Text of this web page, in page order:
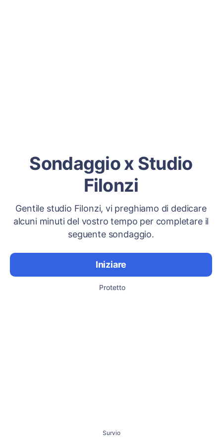
Sondaggio x Studio
Filonzi
Gentile studio Filonzi, vi preghiamo di dedicare
alcuni minuti del vostro tempo per completare il
seguente sondaggio.
Iniziare
Protetto
Survio